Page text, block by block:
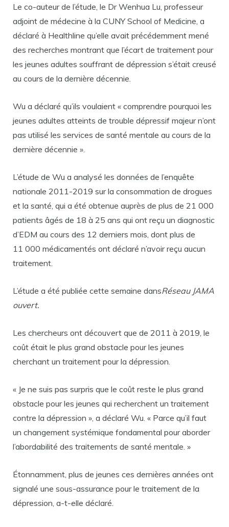
Le co-auteur de l’étude, le Dr Wenhua Lu, professeur
adjoint de médecine à la CUNY School of Medicine, a
déclaré à Healthline qu’elle avait précédemment mené
des recherches montrant que l’écart de traitement pour
les jeunes adultes souffrant de dépression s’était creusé
au cours de la dernière décennie.
Wu a déclaré qu’ils voulaient « comprendre pourquoi les
jeunes adultes atteints de trouble dépressif majeur n’ont
pas utilisé les services de santé mentale au cours de la
dernière décennie ».
L’étude de Wu a analysé les données de l’enquête
nationale 2011-2019 sur la consommation de drogues
et la santé, qui a été obtenue auprès de plus de 21 000
patients âgés de 18 à 25 ans qui ont reçu un diagnostic
d’EDM au cours des 12 derniers mois, dont plus de
11 000 médicamentés ont déclaré n’avoir reçu aucun
traitement.
L’étude a été publiée cette semaine dansRéseau JAMA
ouvert.
Les chercheurs ont découvert que de 2011 à 2019, le
coût était le plus grand obstacle pour les jeunes
cherchant un traitement pour la dépression.
« Je ne suis pas surpris que le coût reste le plus grand
obstacle pour les jeunes qui recherchent un traitement
contre la dépression », a déclaré Wu. « Parce qu’il faut
un changement systémique fondamental pour aborder
l’abordabilité des traitements de santé mentale. »
Étonnamment, plus de jeunes ces dernières années ont
signalé une sous-assurance pour le traitement de la
dépression, a-t-elle déclaré.